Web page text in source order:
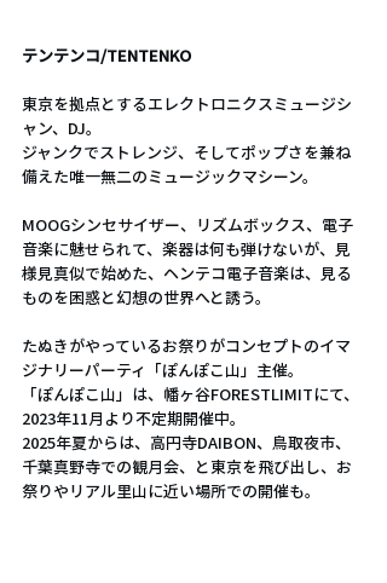
テンテンコ/TENTENKO
東京を拠点とするエレクトロニクスミュージシ
ャン、DJ。
ジャンクでストレンジ、そしてポップさを兼ね
備えた唯一無二のミュージックマシーン。
MOOGシンセサイザー、リズムボックス、電子
音楽に魅せられて、楽器は何も弾けないが、見
様見真似で始めた、ヘンテコ電子音楽は、見る
ものを困惑と幻想の世界へと誘う。
たぬきがやっているお祭りがコンセプトのイマ
ジナリーパーティ「ぽんぽこ山」主催。
「ぽんぽこ山」は、幡ヶ谷FORESTLIMITにて、
2023年11月より不定期開催中。
2025年夏からは、高円寺DAIBON、鳥取夜市、
千葉真野寺での観月会、と東京を飛び出し、お
祭りやリアル里山に近い場所での開催も。